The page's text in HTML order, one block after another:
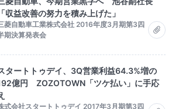
「収益改善の努力を積み上げた」
菱自動車工業株式会社 2016年度3月期第3四
期決算発表会
タートトゥデイ、3Q営業利益64.3%増の
億円 ZOZOTOWN「ツケ払い」に手応
式会社スタートトゥデイ 2017年3月期第3四